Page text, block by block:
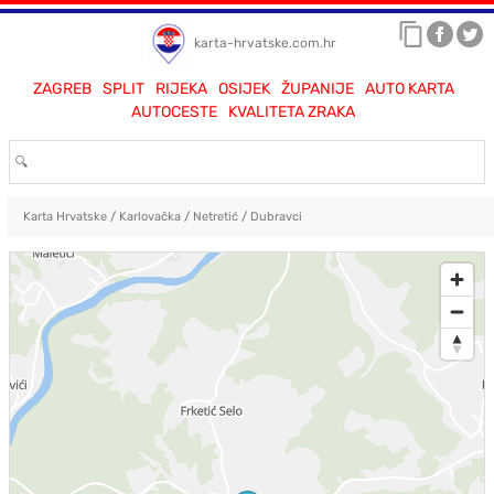
karta-hrvatske.com.hr
ZAGREB SPLIT RIJEKA OSIJEK ŽUPANIJE
AUTO KARTA
AUTOCESTE
KVALITETA ZRAKA
Karta Hrvatske/ Karlovačka/ Netretić/ Dubravci